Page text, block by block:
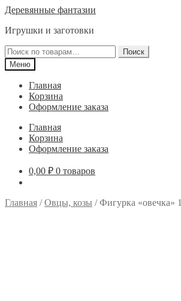
Перейти
навигации
Перейти
содержимому
Деревянные фантазии
Игрушки и заготовки
Искать:
Поиск
Меню
Главная
Корзина
Оформление заказа
Главная
Корзина
Оформление заказа
0,00 ₽ 0 товаров
Главная /Овцы, козы /Фигурка «овечка» 1